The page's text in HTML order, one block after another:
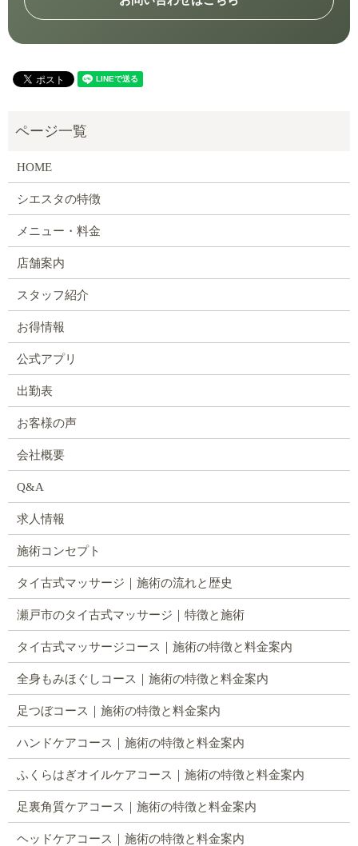
HOME
シエスタの特徴
メニュー・料金
店舗案内
スタッフ紹介
お得情報
公式アプリ
出勤表
お客様の声
会社概要
Q&A
求人情報
施術コンセプト
タイ古式マッサージ｜施術の流れと歴史
瀬戸市のタイ古式マッサージ｜特徴と施術
タイ古式マッサージコース｜施術の特徴と料金案内
全身もみほぐしコース｜施術の特徴と料金案内
足つぼコース｜施術の特徴と料金案内
ハンドケアコース｜施術の特徴と料金案内
ふくらはぎオイルケアコース｜施術の特徴と料金案内
足裏角質ケアコース｜施術の特徴と料金案内
ヘッドケアコース｜施術の特徴と料金案内